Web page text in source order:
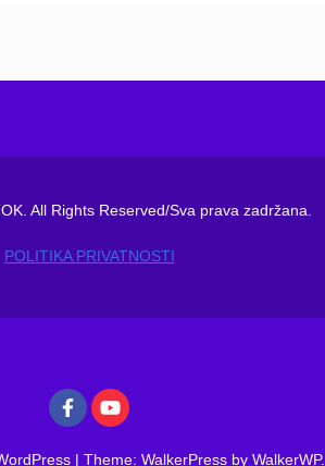
All Rights Reserved/Sva prava zadržana.
POLITIKA PRIVATNOSTI
| Theme: WalkerPress by WalkerWP.